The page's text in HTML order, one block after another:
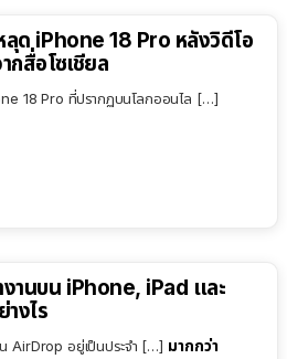
ด iPhone 18 Pro หลังวิดีโอ
กสื่อโซเชียล
18 Pro ที่ปรากฏบนโลกออนไล […]
านบน iPhone, iPad และ
งไร
AirDrop อยู่เป็นประจำ […] มากกว่า